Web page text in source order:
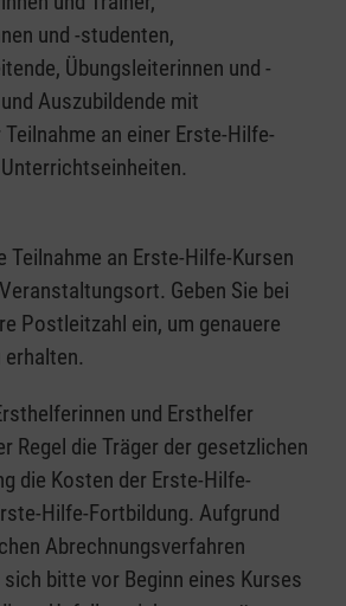
und -studenten,
Übungsleiterinnen und -
Auszubildende mit
an einer Erste-Hilfe-
Teilnahme an Erste-Hilfe-Kursen
Geben Sie bei
Postleitzahl ein, um genauere
und Ersthelfer
Regel die Träger der gesetzlichen
die Kosten der Erste-Hilfe-
Hilfe-Fortbildung. Aufgrund
Abrechnungsverfahren
bitte vor Beginn eines Kurses